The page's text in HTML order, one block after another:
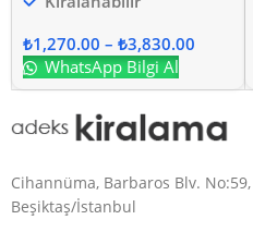
₺1,270.00 – ₺3,830.00
WhatsApp Bilgi Al
Cihannüma, Barbaros Blv.
Beşiktaş/İstanbul